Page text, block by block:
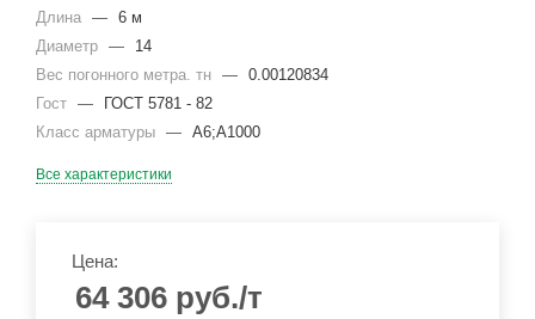
Длина — 6 м
Диаметр —
14
Вес погонного метра. тн — 0.00120834
Гост —
ГОСТ 5781 - 82
Класс арматуры — А6;А1000
Все характеристики
Цена:
64 306 руб./т